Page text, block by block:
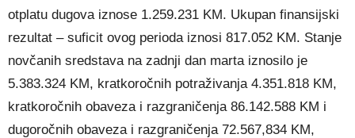
otplatu dugova iznose 1.259.231 KM. Ukupan finansijski
rezultat – suficit ovog perioda iznosi 817.052 KM. Stanje
novčanih sredstava na zadnji dan marta iznosilo je
5.383.324 KM, kratkoročnih potraživanja 4.351.818 KM,
kratkoročnih obaveza i razgraničenja 86.142.588 KM i
dugoročnih obaveza i razgraničenja 72.567,834 KM,